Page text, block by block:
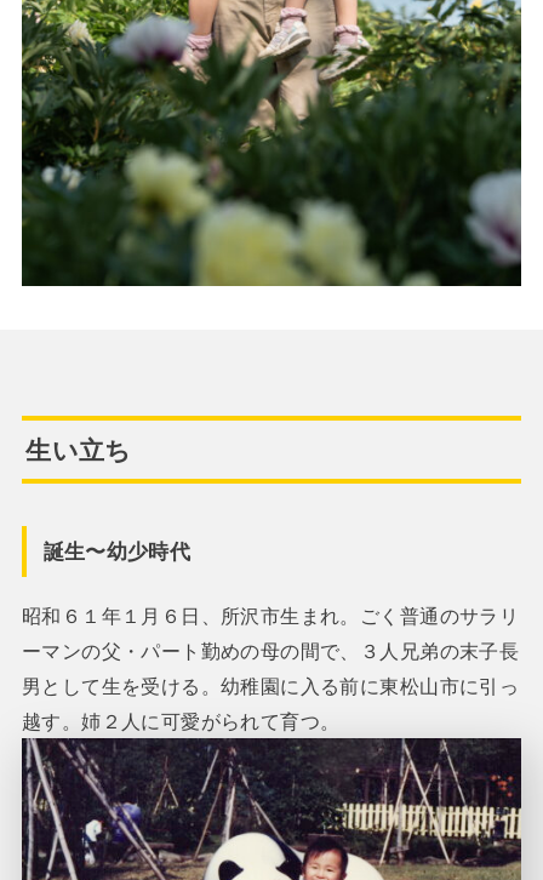
生い立ち
誕生〜幼少時代
昭和６１年１月６日、所沢市生まれ。ごく普通のサラリ
ーマンの父・パート勤めの母の間で、３人兄弟の末子長
男として生を受ける。幼稚園に入る前に東松山市に引っ
越す。姉２人に可愛がられて育つ。